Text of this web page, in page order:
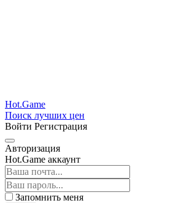
Hot.Game
Поиск лучших цен
Войти Регистрация
Авторизация
Hot.Game аккаунт
Запомнить меня